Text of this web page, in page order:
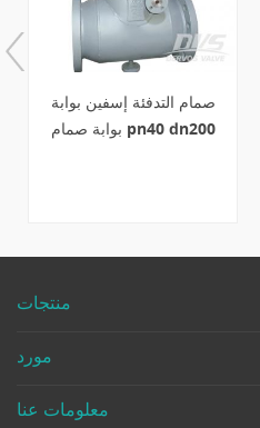
صمام التدفئة إسفين بوابة
بوابة صمام pn40 dn200
منتجات
مورد
معلومات عنا